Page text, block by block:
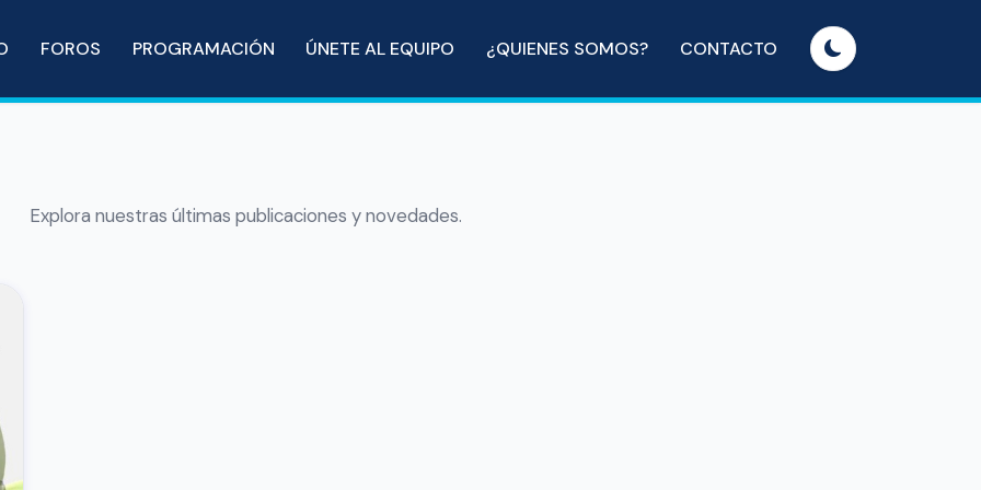
FOROS PROGRAMACIÓN ÚNETE AL EQUIPO ¿QUIENES SOMOS? CONTACTO
Explora nuestras últimas publicaciones y novedades.